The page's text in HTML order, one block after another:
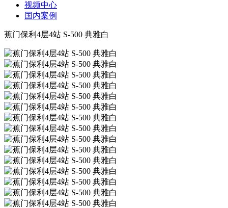
视频中心
国内案例
蕉门保利4层4站 S-500 典雅白